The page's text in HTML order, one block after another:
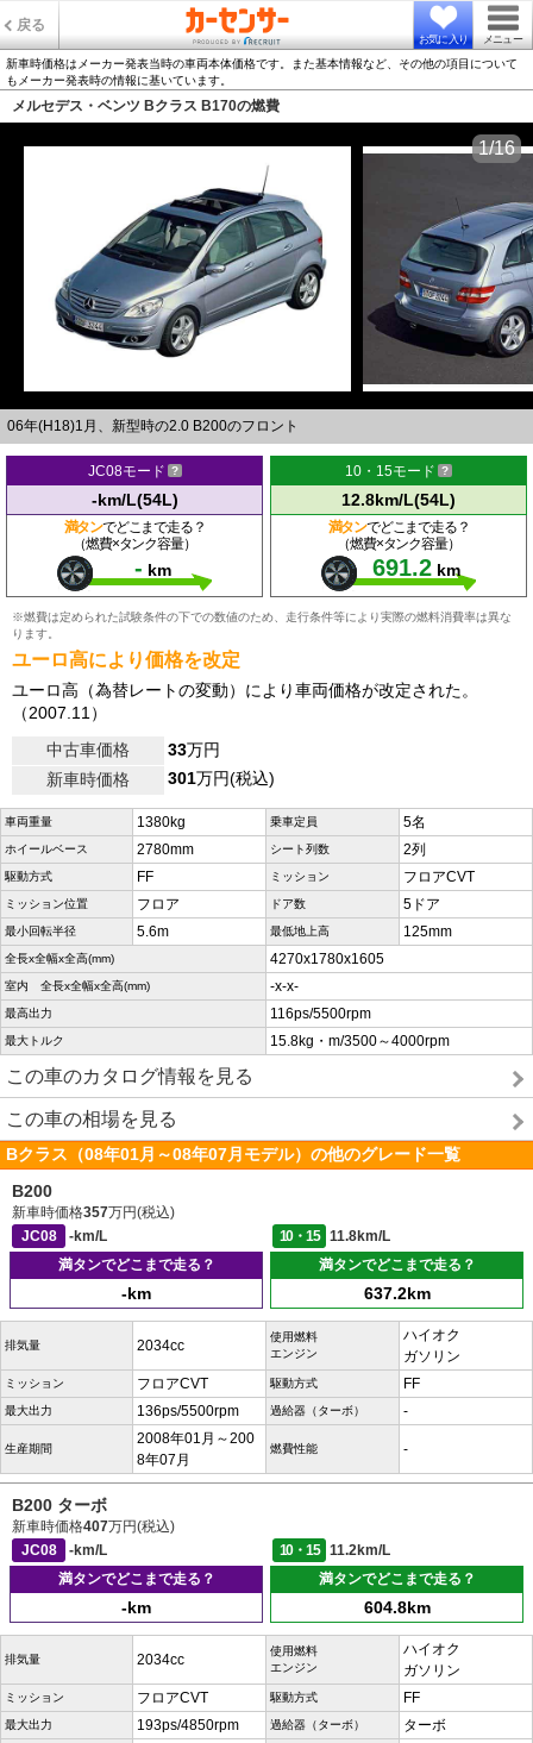
戻る
お気に入り メニュー
新車時価格はメーカー発表当時の車両本体価格です。また基本情報など、その他の項目について
もメーカー発表時の情報に基いています。
メルセデス・ベンツ Bクラス B170の燃費
06年(H18)1月、新型時の2.0 B200のフロント
1/16
JC08モード
-km/L(54L)
満タンでどこまで走る？
（燃費×タンク容量）
- km
10・15モード
12.8km/L(54L)
満タンでどこまで走る？
（燃費×タンク容量）
691.2 km
※燃費は定められた試験条件の下での数値のため、走行条件等により実際の燃料消費率は異な
ります。
ユーロ高により価格を改定
ユーロ高（為替レートの変動）により車両価格が改定された。
（2007.11）
中古車価格
33万円
新車時価格
301万円(税込)
車両重量 1380kg 乗車定員 5名
ホイールベース 2780mm シート列数 2列
駆動方式 FF ミッション フロアCVT
ミッション位置 フロア ドア数 5ドア
最小回転半径 5.6m 最低地上高 125mm
全長x全幅x全高(mm) 4270x1780x1605
室内 全長x全幅x全高(mm) -x-x-
最高出力 116ps/5500rpm
最大トルク 15.8kg・m/3500～4000rpm
この車のカタログ情報を見る
この車の相場を見る
Bクラス（08年01月～08年07月モデル）の他のグレード一覧
B200
新車時価格357万円(税込)
JC08
-km/L 10・15
11.8km/L
満タンでどこまで走る？
-km
満タンでどこまで走る？
637.2km
排気量 2034cc
使用燃料
エンジン
ハイオク
ガソリン
ミッション フロアCVT 駆動方式 FF
最大出力 136ps/5500rpm 過給器（ターボ） -
生産期間
2008年01月～200
8年07月
燃費性能 -
B200 ターボ
新車時価格407万円(税込)
JC08
-km/L 10・15
11.2km/L
満タンでどこまで走る？
-km
満タンでどこまで走る？
604.8km
排気量 2034cc
使用燃料
エンジン
ハイオク
ガソリン
ミッション フロアCVT 駆動方式 FF
最大出力 193ps/4850rpm 過給器（ターボ） ターボ